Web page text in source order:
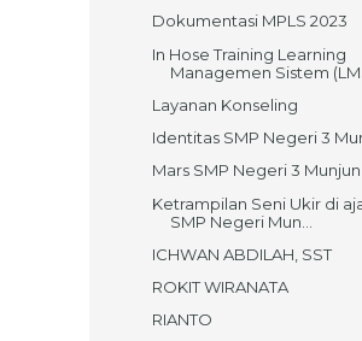
Dokumentasi MPLS 2023
In Hose Training Learning
Managemen Sistem
Layanan Konseling
Identitas SMP Negeri 3
Mars SMP Negeri 3
Ketrampilan Seni Ukir di
SMP Negeri Mun...
ICHWAN ABDILAH, SST
ROKIT WIRANATA
RIANTO